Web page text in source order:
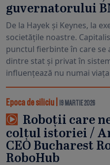
guvernatorului
De la Hayek și Keynes, la
societățile noastre.
punctul fierbinte în care se
dintre stat și privat în
influențează nu numai
Epoca de siliciu 19 MARTIE 2026
Roboții care
colțul istoriei /
CEO Bucharest
RoboHub